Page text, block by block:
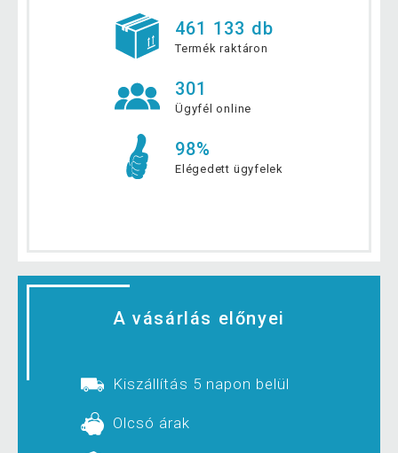
461 133 db
Termék raktáron
301
Ügyfél online
98%
Elégedett ügyfelek
A vásárlás előnyei
Kiszállítás 5 napon belül
Olcsó árak